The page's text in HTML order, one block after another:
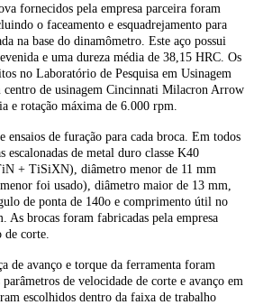
fornecidos pela empresa parceira foram
o faceamento e esquadrejamento para
na base do dinamômetro. Este aço possui
e uma dureza média de 38,15 HRC. Os
no Laboratório de Pesquisa em Usinagem
de usinagem Cincinnati Milacron Arrow
e rotação máxima de 6.000 rpm.
ensaios de furação para cada broca. Em todos
escalonadas de metal duro classe K40
+ TiSiXN), diâmetro menor de 11 mm
foi usado), diâmetro maior de 13 mm,
de ponta de 140o e comprimento útil no
As brocas foram fabricadas pela empresa
corte.
de avanço e torque da ferramenta foram
de velocidade de corte e avanço em
escolhidos dentro da faixa de trabalho